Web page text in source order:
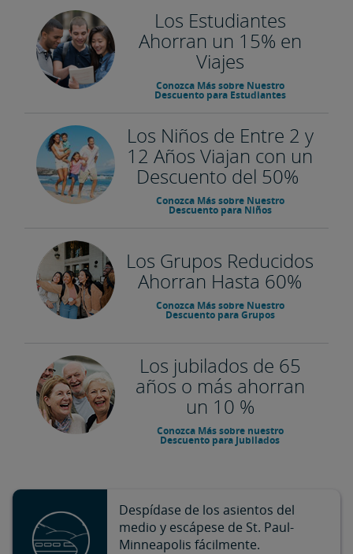
Los Estudiantes
Ahorran un 15% en
Viajes
Conozca Más sobre Nuestro
Descuento para Estudiantes
Los Niños de Entre 2 y
12 Años Viajan con un
Descuento del 50%
Conozca Más sobre Nuestro
Descuento para Niños
Los Grupos Reducidos
Ahorran Hasta 60%
Conozca Más sobre Nuestro
Descuento para Grupos
Los jubilados de 65
años o más ahorran
un 10 %
Conozca Más sobre nuestro
Descuento para Jubilados
Despídase de los asientos del
medio y escápese de St. Paul-
Minneapolis fácilmente.